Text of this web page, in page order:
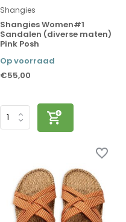
Shangies
Shangies Women#1
Sandalen (diverse maten)
Pink Posh
Op voorraad
€55,00